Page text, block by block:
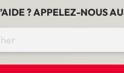
? APPELEZ-NOUS AU